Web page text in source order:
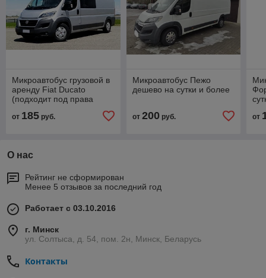
Микроавтобус грузовой в
аренду Fiat Ducato
(подходит под права
от 185 руб.
Микроавтобус Пежо
дешево на сутки и более
от 200руб. от
О нас
Рейтинг не сформирован
Менее 5 отзывов за последний год
Работает с 03.10.2016
г. Минск
ул. Солтыса, д. 54, пом. 2н, Минск, Беларусь
Контакты